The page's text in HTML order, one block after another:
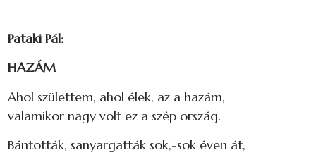
Pataki Pál:
HAZÁM
Ahol születtem, ahol élek, az a hazám,
valamikor nagy volt ez a szép ország.
Bántották, sanyargatták sok,-sok éven át,